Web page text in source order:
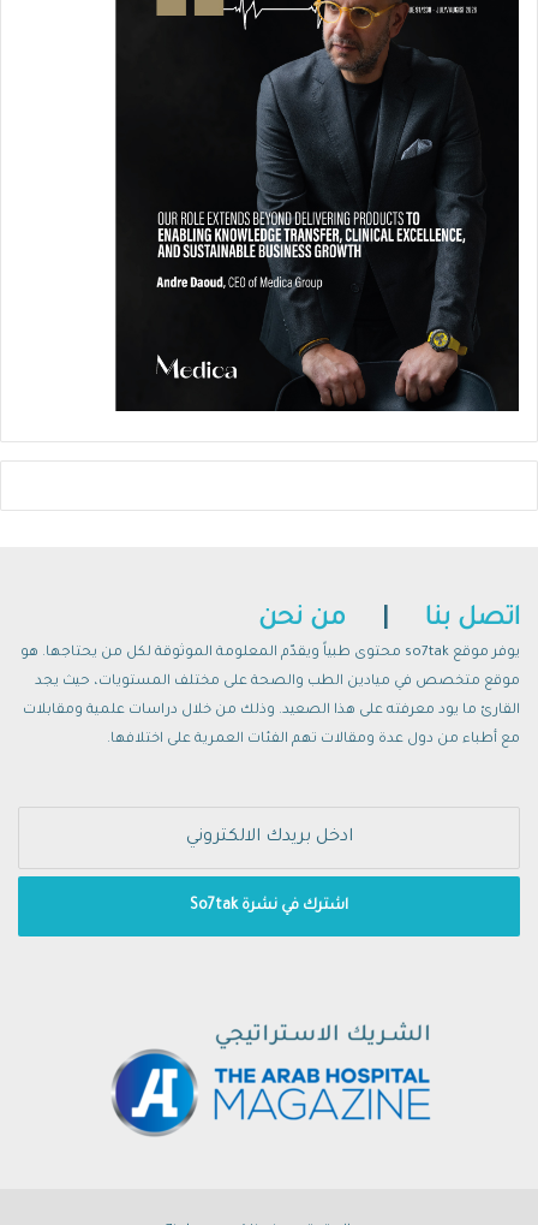
طبيعية: أقل من 2.5 نانوجرام / ملليلتر.
مرتفعة: أكثر من 2.5 نانوجرام / ملليلتر.
اتصل بنا من نحن
يوفر موقع so7tak محتوى طبياً ويقدّم المعلومة الموثوقة لكل من يحتاجها. هو
موقع متخصص في ميادين الطب والصحة على مختلف المستويات، حيث يجد
القارئ ما يود معرفته على هذا الصعيد. وذلك من خلال دراسات علمية ومقابلات
مع أطباء من دول عدة ومقالات تهم الفئات العمرية على اختلافها.